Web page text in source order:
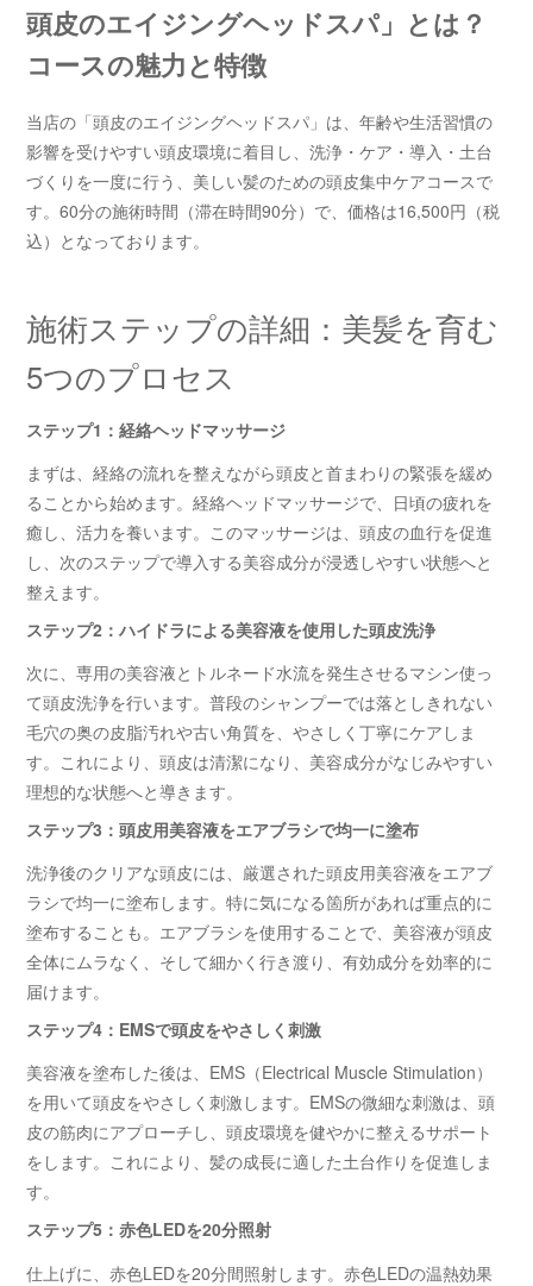
頭皮のエイジングヘッドスパ」とは？
コースの魅力と特徴
当店の「頭皮のエイジングヘッドスパ」は、年齢や生活習慣の
影響を受けやすい頭皮環境に着目し、洗浄・ケア・導入・土台
づくりを一度に行う、美しい髪のための頭皮集中ケアコースで
す。60分の施術時間（滞在時間90分）で、価格は16,500円（税
込）となっております。
施術ステップの詳細：美髪を育む
5つのプロセス
ステップ1：経絡ヘッドマッサージ
まずは、経絡の流れを整えながら頭皮と首まわりの緊張を緩め
ることから始めます。経絡ヘッドマッサージで、日頃の疲れを
癒し、活力を養います。このマッサージは、頭皮の血行を促進
し、次のステップで導入する美容成分が浸透しやすい状態へと
整えます。
ステップ2：ハイドラによる美容液を使用した頭皮洗浄
次に、専用の美容液とトルネード水流を発生させるマシン使っ
て頭皮洗浄を行います。普段のシャンプーでは落としきれない
毛穴の奥の皮脂汚れや古い角質を、やさしく丁寧にケアしま
す。これにより、頭皮は清潔になり、美容成分がなじみやすい
理想的な状態へと導きます。
ステップ3：頭皮用美容液をエアブラシで均一に塗布
洗浄後のクリアな頭皮には、厳選された頭皮用美容液をエアブ
ラシで均一に塗布します。特に気になる箇所があれば重点的に
塗布することも。エアブラシを使用することで、美容液が頭皮
全体にムラなく、そして細かく行き渡り、有効成分を効率的に
届けます。
ステップ4：EMSで頭皮をやさしく刺激
美容液を塗布した後は、EMS（Electrical Muscle Stimulation）
を用いて頭皮をやさしく刺激します。EMSの微細な刺激は、頭
皮の筋肉にアプローチし、頭皮環境を健やかに整えるサポート
をします。これにより、髪の成長に適した土台作りを促進しま
す。
ステップ5：赤色LEDを20分照射
仕上げに、赤色LEDを20分間照射します。赤色LEDの温熱効果